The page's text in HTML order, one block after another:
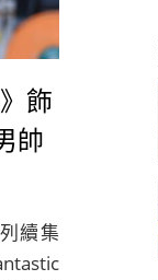
飾
帥
續集